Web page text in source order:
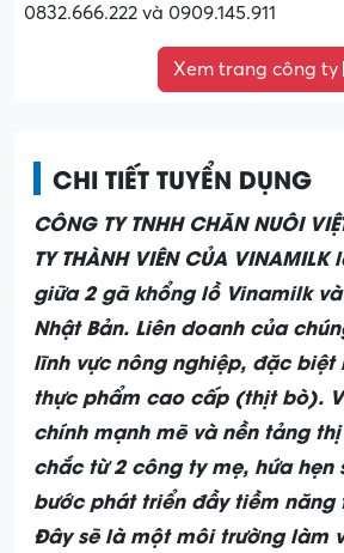
0832.666.222 và 0909.145.911
Xem trang công ty
CHI TIẾT TUYỂN DỤNG
CÔNG TY TNHH CHĂN NUÔI
TY THÀNH VIÊN CỦA
giữa 2 gã khổng lồ Vinamilk
Nhật Bản. Liên doanh của
lĩnh vực nông nghiệp, đặc biệt
thực phẩm cao cấp (thịt bò).
chính mạnh mẽ và nền tảng
chắc từ 2 công ty mẹ, hứa hẹn
bước phát triển đầy tiềm năng
Đây sẽ là một môi trường làm